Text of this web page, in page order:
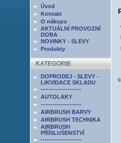
Úvod
Kontakt
O nákupu
AKTUÁLNÍ PROVOZNÍ
DOBA
NOVINKY - SLEVY
Produkty
KATEGORIE
DOPRODEJ - SLEVY -
LIKVIDACE SKLADU
--------------------
AUTOLAKY
--------------------
AIRBRUSH BARVY
AIRBRUSH TECHNIKA
AIRBRUSH
PŘÍSLUŠENSTVÍ
--------------------